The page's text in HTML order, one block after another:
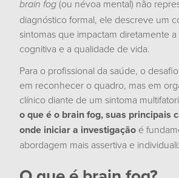
brain fog (ou névoa mental) não
diagnóstico formal, ele descreve um
sintomas que impactam diretamente
cognitiva e a qualidade de vida.
Para o profissional da saúde, o
em reconhecer o quadro, mas em
clínico diante de um sintoma
o que é o brain fog, suas principais
onde iniciar a investigação é
abordagem mais assertiva e